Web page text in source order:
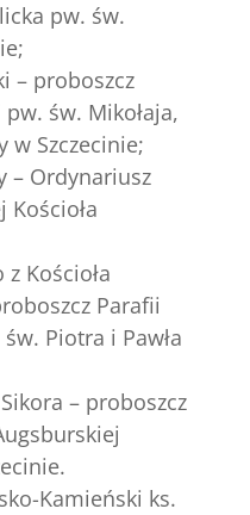
pw. św.
– proboszcz
św. Mikołaja,
w Szczecinie;
– Ordynariusz
Kościoła
Kościoła
Parafii
Piotra i Pawła
– proboszcz
Kamieński ks.